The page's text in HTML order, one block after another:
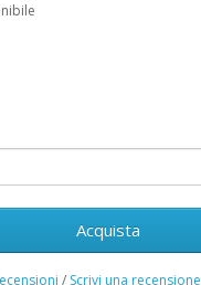
Acquista
/ Scrivi una recensione